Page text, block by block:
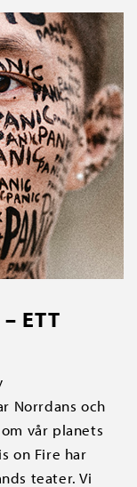
ETT
Norrdans och
vår planets
on Fire har
teater. Vi